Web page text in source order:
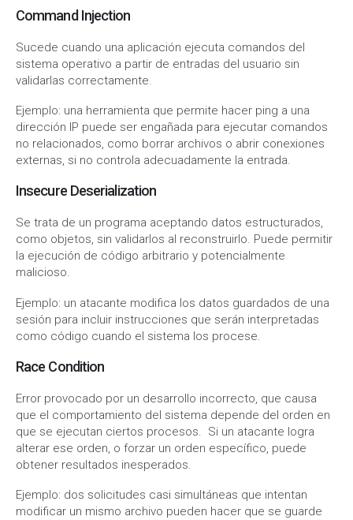
Command Injection
Sucede cuando una aplicación ejecuta comandos del
sistema operativo a partir de entradas del usuario sin
validarlas correctamente.
Ejemplo: una herramienta que permite hacer ping a una
dirección IP puede ser engañada para ejecutar comandos
no relacionados, como borrar archivos o abrir conexiones
externas, si no controla adecuadamente la entrada.
Insecure Deserialization
Se trata de un programa aceptando datos estructurados,
como objetos, sin validarlos al reconstruirlo. Puede permitir
la ejecución de código arbitrario y potencialmente
malicioso.
Ejemplo: un atacante modifica los datos guardados de una
sesión para incluir instrucciones que serán interpretadas
como código cuando el sistema los procese.
Race Condition
Error provocado por un desarrollo incorrecto, que causa
que el comportamiento del sistema depende del orden en
que se ejecutan ciertos procesos. Si un atacante logra
alterar ese orden, o forzar un orden específico, puede
obtener resultados inesperados.
Ejemplo: dos solicitudes casi simultáneas que intentan
modificar un mismo archivo pueden hacer que se guarde